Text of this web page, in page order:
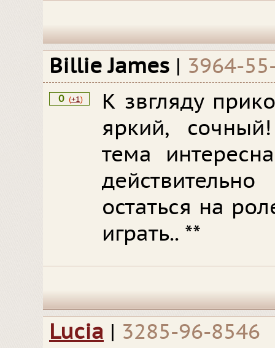
Billie James | 3964-
0 (+1)
К звгляду
яркий,
тема
остаться на
играть.. **
Lucia | 3285-96-8546